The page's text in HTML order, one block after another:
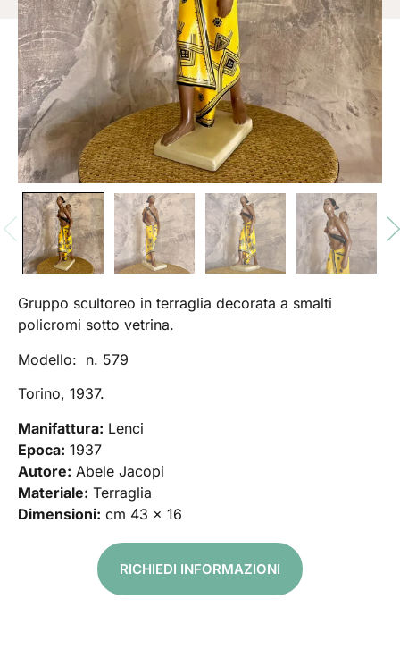
Gruppo scultoreo in terraglia decorata a smalti
policromi sotto vetrina.
Modello: n. 579
Torino, 1937.
Manifattura: Lenci
Epoca: 1937
Autore: Abele Jacopi
Materiale: Terraglia
Dimensioni: cm 43 x 16
RICHIEDI INFORMAZIONI